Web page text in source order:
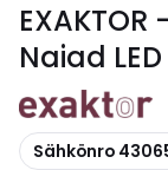
Naiad
Kopioi
Sähkönro